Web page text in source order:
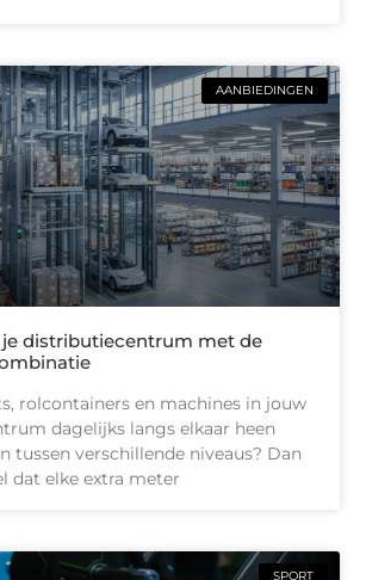
AANBIEDINGEN
je distributiecentrum met de
rolcontainers en machines in jouw
dagelijks langs elkaar heen
tussen verschillende niveaus? Dan
dat elke extra meter
SPORT